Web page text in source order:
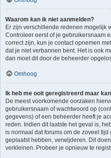
Waarom kan ik niet aanmelden?
Er zijn verschillende redenen mogelijk
Controleer eerst of je gebruikersnaam
correct zijn, kun je contact opnemen
dat je niet verbannen bent. Het is ook
dan moet dit door de beheerder
Omhoog
Ik heb me ooit geregistreerd maar
De meest voorkomende oorzaken
gebruikersnaam of wachtwoord op
gegevens) of een beheerder heeft je
reden. Indien dit laatste het geval is,
is normaal dat forums om de zoveel
geplaatst hebben, verwijderen. Dit
verkleinen. Probeer je opnieuw te